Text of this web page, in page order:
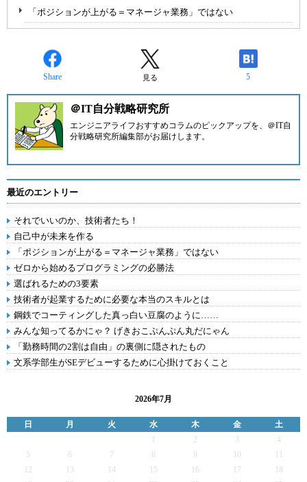
「ポジションが上がる＝マネージャ業務」ではない
Share 見る 5
＠IT自分戦略研究所
エンジニアライフおすすめコラムのピックアップを、 ＠IT自
分戦略研究所編集部がお届けします。
最近のエントリー
それでいいのか、技術者たち！
自己中が未来を作る
「ポジションが上がる＝マネージャ業務」ではない
ゼロから始めるプログラミングの必勝法
選ばれるための3要素
技術者が起業するために必要な本当のスキルとは
鋼鉄でコーティングした真っ白い豆腐のように……
みんな知ってるかにゃ？ げきおこぷんぷん丸だにゃん
「勤務時間の2割は自由」の裏側に隠されたもの
文系学部生がSEデビューするために心掛けておくこと
2026年7月
日 月 火 水 木 金
土
2 3
4
5
6 7 9
12
13 14 15 16 17